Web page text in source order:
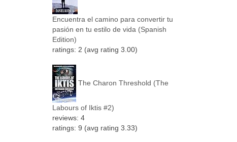
Encuentra el camino para convertir tu
pasión en tu estilo de vida (Spanish
Edition)
ratings: 2 (avg rating 3.00)
The Charon Threshold (The
Labours of Iktis #2)
reviews: 4
ratings: 9 (avg rating 3.33)